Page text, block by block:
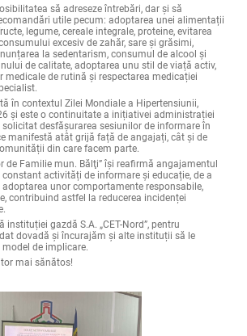
să adreseze întrebări, dar și să
utile pecum: adoptarea unei alimentații
legume, cereale integrale, proteine, evitarea
excesiv de zahăr, sare și grăsimi,
la sedentarism, consumul de alcool și
de calitate, adoptarea unu stil de viață activ,
medicale de rutină și respectarea medicației
în contextul Zilei Mondiale a Hipertensiunii,
și este o continuitate a inițiativei administrației
solicitat desfășurarea sesiunilor de informare în
manifestă atât grijă față de angajați, cât și de
din care facem parte.
de Familie mun. Bălţi” își reafirmă angajamentul
activități de informare și educație, de a
unor comportamente responsabile,
contribuind astfel la reducerea incidenței
gazdă S.A. „CET-Nord”, pentru
dovadă și încurajăm și alte instituții să le
de implicare.
mai sănătos!